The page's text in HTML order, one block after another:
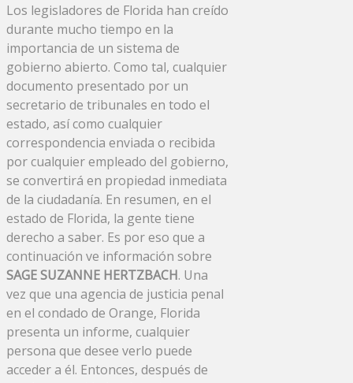
Los legisladores de Florida han creído
durante mucho tiempo en la
importancia de un sistema de
gobierno abierto. Como tal, cualquier
documento presentado por un
secretario de tribunales en todo el
estado, así como cualquier
correspondencia enviada o recibida
por cualquier empleado del gobierno,
se convertirá en propiedad inmediata
de la ciudadanía. En resumen, en el
estado de Florida, la gente tiene
derecho a saber. Es por eso que a
continuación ve información sobre
SAGE SUZANNE HERTZBACH. Una
vez que una agencia de justicia penal
en el condado de Orange, Florida
presenta un informe, cualquier
persona que desee verlo puede
acceder a él. Entonces, después de